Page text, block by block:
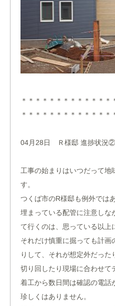
＊＊＊＊＊＊＊＊＊＊＊＊＊
＊＊＊＊＊＊＊＊＊＊＊＊＊
04月28日 Ｒ様邸 進捗状況
工事の始まりはいつだって地
す。
つくば市のR様邸も例外では
埋まっている配管に注意しな
て行くのは、思っている以上
それだけ慎重に掘っても計画
りして、それが想定外だった
切り回したり現場に合わせて
着工から数日間は確認の電話
珍しくはありません。